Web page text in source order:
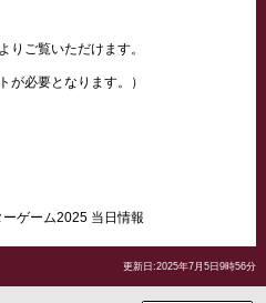
りご覧いただけます。
が必要となります。）
ゲーム2025 当日情報
更新日:2025年7月5日9時56分